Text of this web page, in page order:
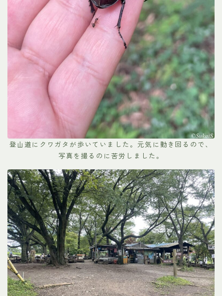
登山道にクワガタが歩いていました。元気に動き回るので、
写真を撮るのに苦労しました。